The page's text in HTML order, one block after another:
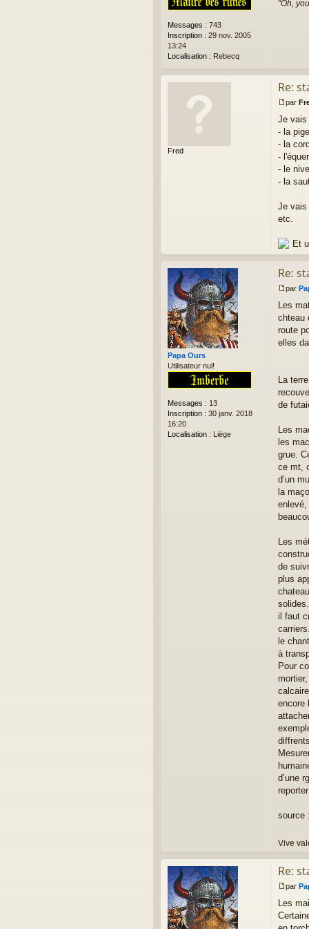
Messages : 743
Inscription : 29 nov. 2005
13:24
Localisation : Rebecq
n
"Oh,
Fred
Re:
e
s
s
a
g
e
n
n
u
par
Je vais
- la pige
- la
-
- le
- la
Je vais
etc.
Et
Papa Ours
Utilisateur nul!
Messages : 13
Inscription : 30 janv. 2018
16:20
Localisation : Liège
Re:
e
s
s
a
g
o
n
u
par
Les
chteau
route
elles
La
de
Les
les
grue.
ce mt,
d’un
la
Les
de
plus
il faut
le
à
Pour
encore
d’une
source :
Vive
Re:
e
s
s
par
Les